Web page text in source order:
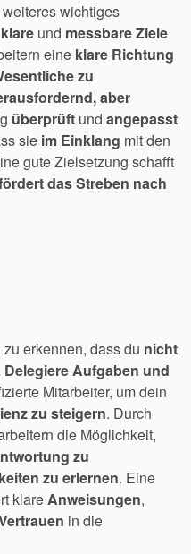
wichtiges
klare und messbare Ziele
eine klare Richtung
zu
aber
überprüft und angepasst
sie im Einklang mit den
gute Zielsetzung schafft
das Streben nach
erkennen, dass du nicht
Delegiere Aufgaben und
Mitarbeiter, um dein
zu steigern. Durch
die Möglichkeit,
zu
zu erlernen. Eine
klareAnweisungen,
in die